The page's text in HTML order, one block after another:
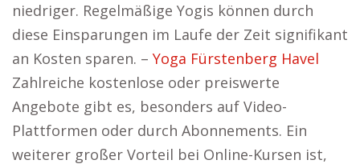
niedriger. Regelmäßige Yogis können durch
diese Einsparungen im Laufe der Zeit signifikant
an Kosten sparen. – Yoga Fürstenberg Havel
Zahlreiche kostenlose oder preiswerte
Angebote gibt es, besonders auf Video-
Plattformen oder durch Abonnements. Ein
weiterer großer Vorteil bei Online-Kursen ist,